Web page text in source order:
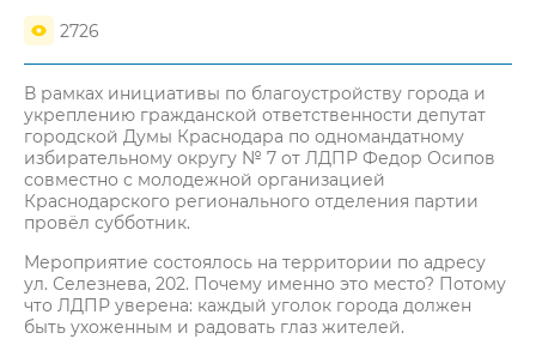
2726
В рамках инициативы по благоустройству города и
укреплению гражданской ответственности депутат
городской Думы Краснодара по одномандатному
избирательному округу № 7 от ЛДПР Федор Осипов
совместно с молодежной организацией
Краснодарского регионального отделения партии
провёл субботник.
Мероприятие состоялось на территории по адресу
ул. Селезнева, 202. Почему именно это место? Потому
что ЛДПР уверена: каждый уголок города должен
быть ухоженным и радовать глаз жителей.